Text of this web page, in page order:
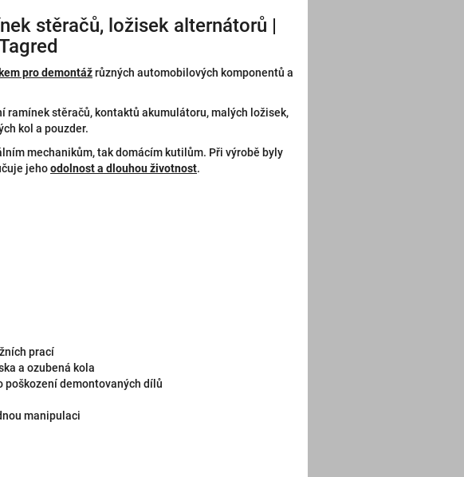
stěračů, ložisek alternátorů |
pro demontážrůzných automobilových komponentů a
ramínek stěračů, kontaktů akumulátoru, malých ložisek,
kol a pouzder.
mechanikům, tak domácím kutilům. Při výrobě byly
jehoodolnost a dlouhou životnost.
prací
a ozubená kola
demontovaných dílů
manipulaci